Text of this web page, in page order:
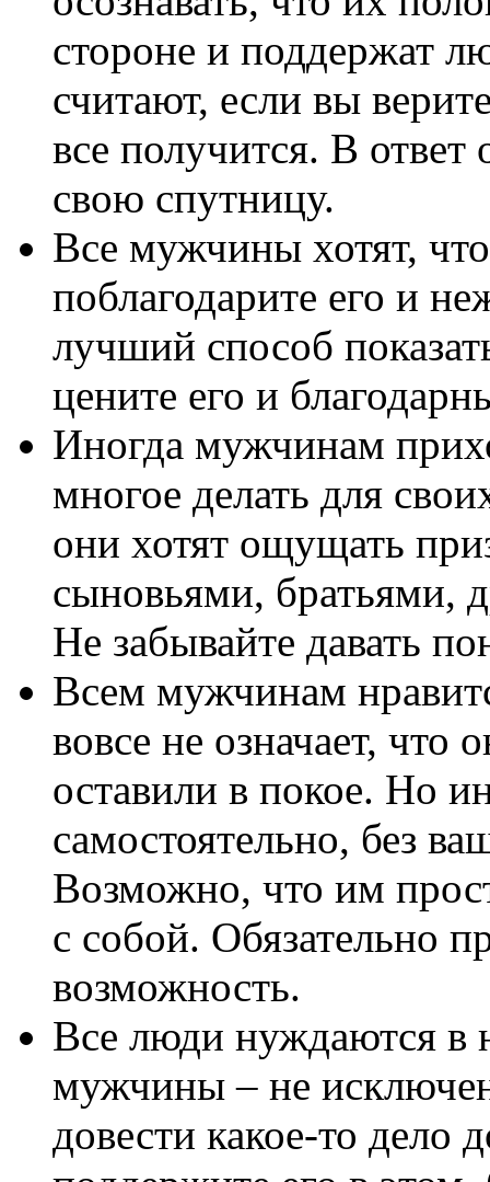
стороне и поддержат
считают, если вы
все получится. В ответ
свою спутницу.
Все мужчины хотят,
поблагодарите его и
лучший способ
цените его и
Иногда мужчинам
многое делать для
они хотят ощущать
сыновьями, братьями,
Не забывайте давать
Всем мужчинам
вовсе не означает, что
оставили в покое. Но
самостоятельно, без
Возможно, что им
с собой. Обязательно
возможность.
Все люди нуждаются в
мужчины – не
довести какое-то дело